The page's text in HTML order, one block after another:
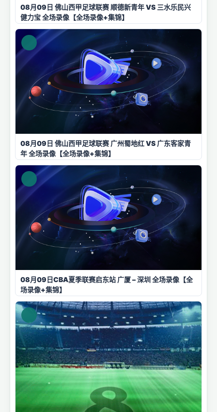
08月09日 佛山西甲足球联赛 顺德新青年 VS 三水乐民兴
健力宝 全场录像【全场录像+集锦】
08月09日 佛山西甲足球联赛 广州蜀地红 VS 广东客家青
年 全场录像【全场录像+集锦】
08月09日CBA夏季联赛启东站 广厦 – 深圳 全场录像【全
场录像+集锦】